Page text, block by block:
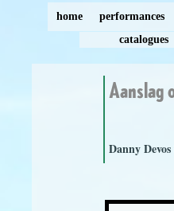
home performances
catalogues
Aanslag
Danny Devos